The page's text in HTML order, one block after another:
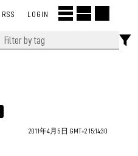
RSS LOGIN
2011年4月5日 GMT+2 15:14:30